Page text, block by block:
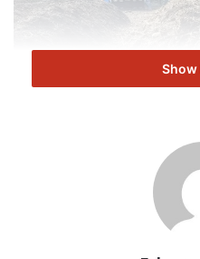
“Selepas pemeriksaan
Show